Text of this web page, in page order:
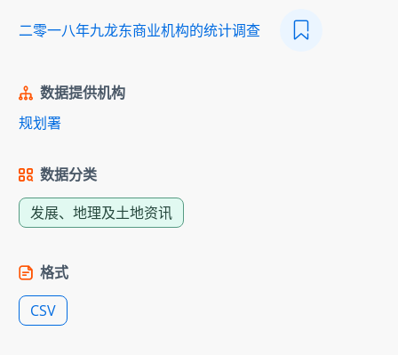
二零一八年九龙东商业机构的统计调查
数据提供机构
规划署
数据分类
发展、地理及土地资讯
格式
CSV